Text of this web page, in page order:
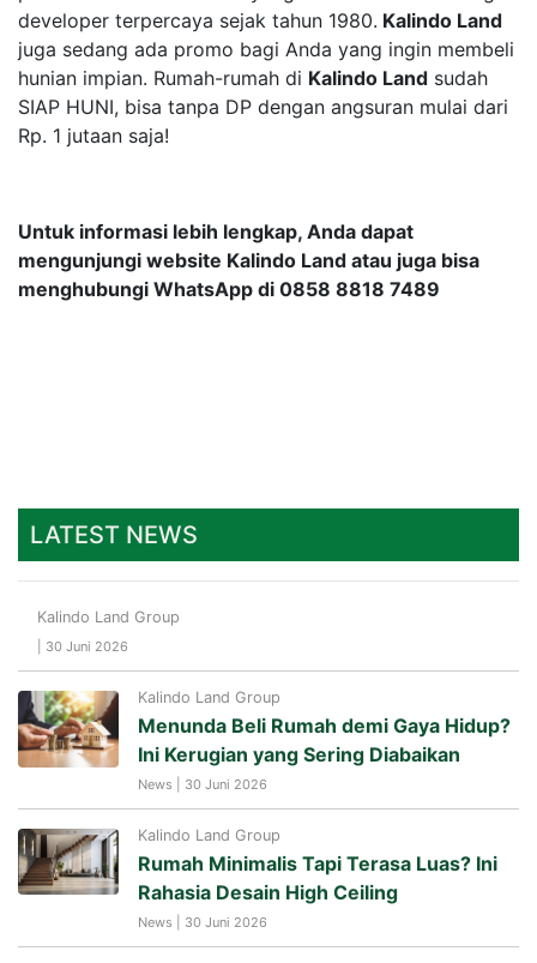
developer terpercaya sejak tahun 1980. Kalindo Land
juga sedang ada promo bagi Anda yang ingin membeli
hunian impian. Rumah-rumah di Kalindo Land sudah
SIAP HUNI, bisa tanpa DP dengan angsuran mulai dari
Rp. 1 jutaan saja!
Untuk informasi lebih lengkap, Anda dapat
mengunjungi website Kalindo Land atau juga bisa
menghubungi WhatsApp di 0858 8818 7489
LATEST NEWS
Kalindo Land Group
| 30 Juni 2026
Kalindo Land Group
Menunda Beli Rumah demi Gaya Hidup?
Ini Kerugian yang Sering Diabaikan
News | 30 Juni 2026
Kalindo Land Group
Rumah Minimalis Tapi Terasa Luas? Ini
Rahasia Desain High Ceiling
News | 30 Juni 2026